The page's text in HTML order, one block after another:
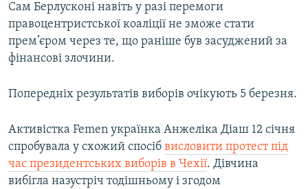
Сам Берлусконі навіть у разі перемоги
правоцентристської коаліції не зможе стати
прем’єром через те, що раніше був засуджений за
фінансові злочини.
Попередніх результатів виборів очікують 5 березня.
Активістка Femen українка Анжеліка Діаш 12 січня
спробувала у схожий спосіб висловити протест під
час президентських виборів в Чехії. Дівчина
вибігла назустріч тодішньому і згодом